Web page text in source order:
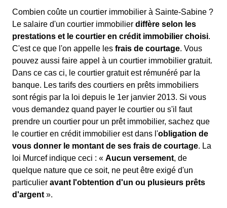
Combien coûte un courtier immobilier à Sainte-Sabine ?
Le salaire d'un courtier immobilier diffère selon les
prestations et le courtier en crédit immobilier choisi.
C'est ce que l'on appelle les frais de courtage. Vous
pouvez aussi faire appel à un courtier immobilier gratuit.
Dans ce cas ci, le courtier gratuit est rémunéré par la
banque. Les tarifs des courtiers en prêts immobiliers
sont régis par la loi depuis le 1er janvier 2013. Si vous
vous demandez quand payer le courtier ou s'il faut
prendre un courtier pour un prêt immobilier, sachez que
le courtier en crédit immobilier est dans l'obligation de
vous donner le montant de ses frais de courtage. La
loi Murcef indique ceci : « Aucun versement, de
quelque nature que ce soit, ne peut être exigé d'un
particulier avant l'obtention d'un ou plusieurs prêts
d'argent ».